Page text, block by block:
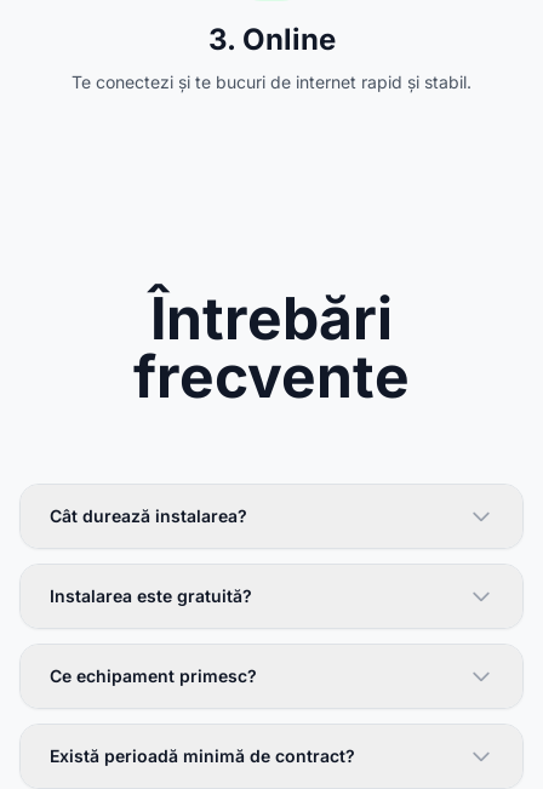
3. Online
Te conectezi și te bucuri de internet rapid și stabil.
Întrebări
frecvente
Cât durează instalarea?
Instalarea este gratuită?
Ce echipament primesc?
Există perioadă minimă de contract?